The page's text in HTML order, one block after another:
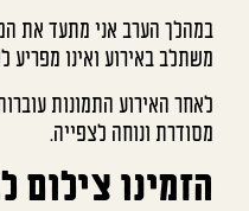
במהלך הערב אני מתעד את
משתלב באירוע ואינו מפריע
לאחר האירוע התמונות
מסודרת ונוחה לצפייה.
הזמינו צילום